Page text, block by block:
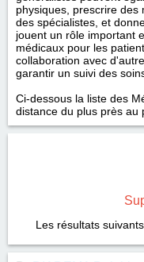
physiques, prescrire des
des spécialistes, et
jouent un rôle important
médicaux pour les
collaboration avec
garantir un suivi des
Ci-dessous la liste des
distance du plus près au
Les résultats